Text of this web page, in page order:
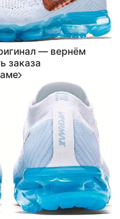
— вернём
заказа